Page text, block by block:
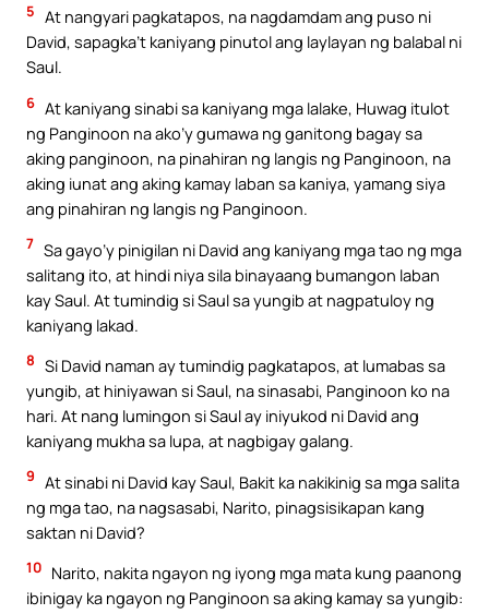
5 At nangyari pagkatapos, na nagdamdam ang puso ni
David, sapagka’t kaniyang pinutol ang laylayan ng balabal ni
Saul.
6 At kaniyang sinabi sa kaniyang mga lalake, Huwag itulot
ng Panginoon na ako’y gumawa ng ganitong bagay sa
aking panginoon, na pinahiran ng langis ng Panginoon, na
aking iunat ang aking kamay laban sa kaniya, yamang siya
ang pinahiran ng langis ng Panginoon.
7 Sa gayo’y pinigilan ni David ang kaniyang mga tao ng mga
salitang ito, at hindi niya sila binayaang bumangon laban
kay Saul. At tumindig si Saul sa yungib at nagpatuloy ng
kaniyang lakad.
8 Si David naman ay tumindig pagkatapos, at lumabas sa
yungib, at hiniyawan si Saul, na sinasabi, Panginoon ko na
hari. At nang lumingon si Saul ay iniyukod ni David ang
kaniyang mukha sa lupa, at nagbigay galang.
9 At sinabi ni David kay Saul, Bakit ka nakikinig sa mga salita
ng mga tao, na nagsasabi, Narito, pinagsisikapan kang
saktan ni David?
10 Narito, nakita ngayon ng iyong mga mata kung paanong
ibinigay ka ngayon ng Panginoon sa aking kamay sa yungib: